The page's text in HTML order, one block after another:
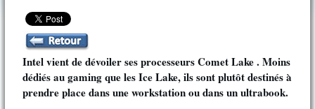
Intel vient de dévoiler ses processeurs Comet Lake . Moins
dédiés au gaming que les Ice Lake, ils sont plutôt destinés à
prendre place dans une workstation ou dans un ultrabook.